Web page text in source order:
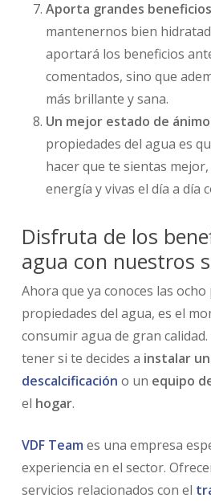
Aporta grandes
mantenernos bien
aportará los beneficios
comentados, sino que
más brillante y sana.
Un mejor estado de
propiedades del agua es
hacer que te sientas
energía y vivas el día a día
Disfruta de los
agua con nuestros
Ahora que ya conoces las
propiedades del agua, es el
consumir agua de gran
tener si te decides a instalar
descalcificación o un equipo
el hogar.
VDF Team es una empresa
experiencia en el sector.
servicios relacionados con el